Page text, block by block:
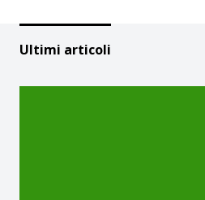
Ultimi articoli